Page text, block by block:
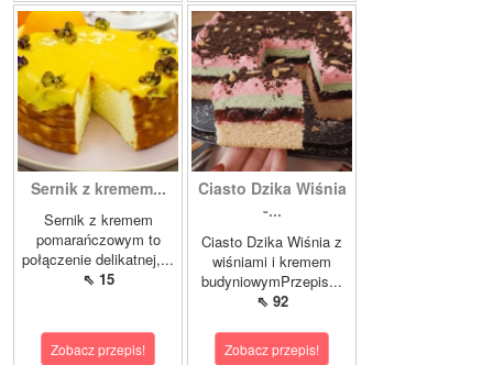
Sernik z kremem...
Sernik z kremem
pomarańczowym to
połączenie delikatnej,...
⇖ 15
Zobacz przepis!
Ciasto Dzika Wiśnia
-...
Ciasto Dzika Wiśnia z
wiśniami i kremem
budyniowymPrzepis...
⇖ 92
Zobacz przepis!